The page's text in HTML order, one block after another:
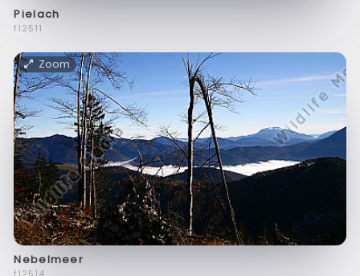
Pielach
f12511
Zoom
Nebelmeer